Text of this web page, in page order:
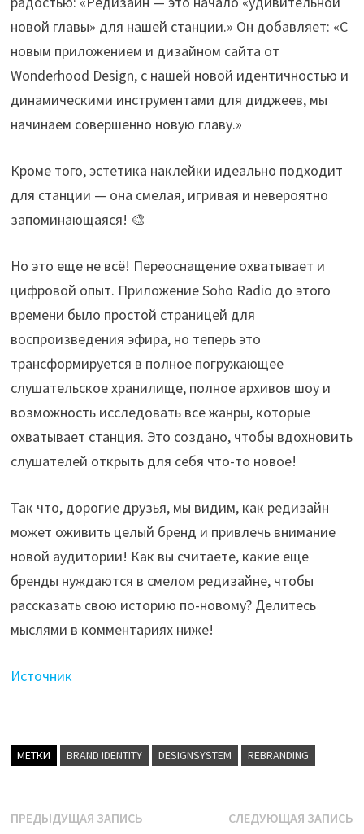
новой главы» для нашей станции.» Он добавляет: «С
новым приложением и дизайном сайта от
Wonderhood Design, с нашей новой идентичностью и
динамическими инструментами для диджеев, мы
начинаем совершенно новую главу.»
Кроме того, эстетика наклейки идеально подходит
для станции — она смелая, игривая и невероятно
запоминающаяся! 🎨
Но это еще не всё! Переоснащение охватывает и
цифровой опыт. Приложение Soho Radio до этого
времени было простой страницей для
воспроизведения эфира, но теперь это
трансформируется в полное погружающее
слушательское хранилище, полное архивов шоу и
возможность исследовать все жанры, которые
охватывает станция. Это создано, чтобы вдохновить
слушателей открыть для себя что-то новое!
Так что, дорогие друзья, мы видим, как редизайн
может оживить целый бренд и привлечь внимание
новой аудитории! Как вы считаете, какие еще
бренды нуждаются в смелом редизайне, чтобы
рассказать свою историю по-новому? Делитесь
мыслями в комментариях ниже!
Источник
МЕТКИ BRAND IDENTITY DESIGNSYSTEM REBRANDING
Навигация
ПРЕДЫДУЩАЯ ЗАПИСЬ СЛЕДУЮЩАЯ ЗАПИСЬ